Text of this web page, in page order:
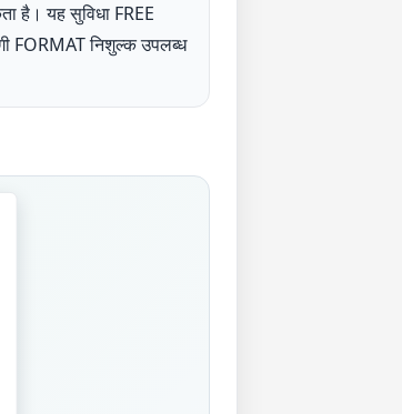
है। यह सुविधा FREE
FORMAT निशुल्क उपलब्ध